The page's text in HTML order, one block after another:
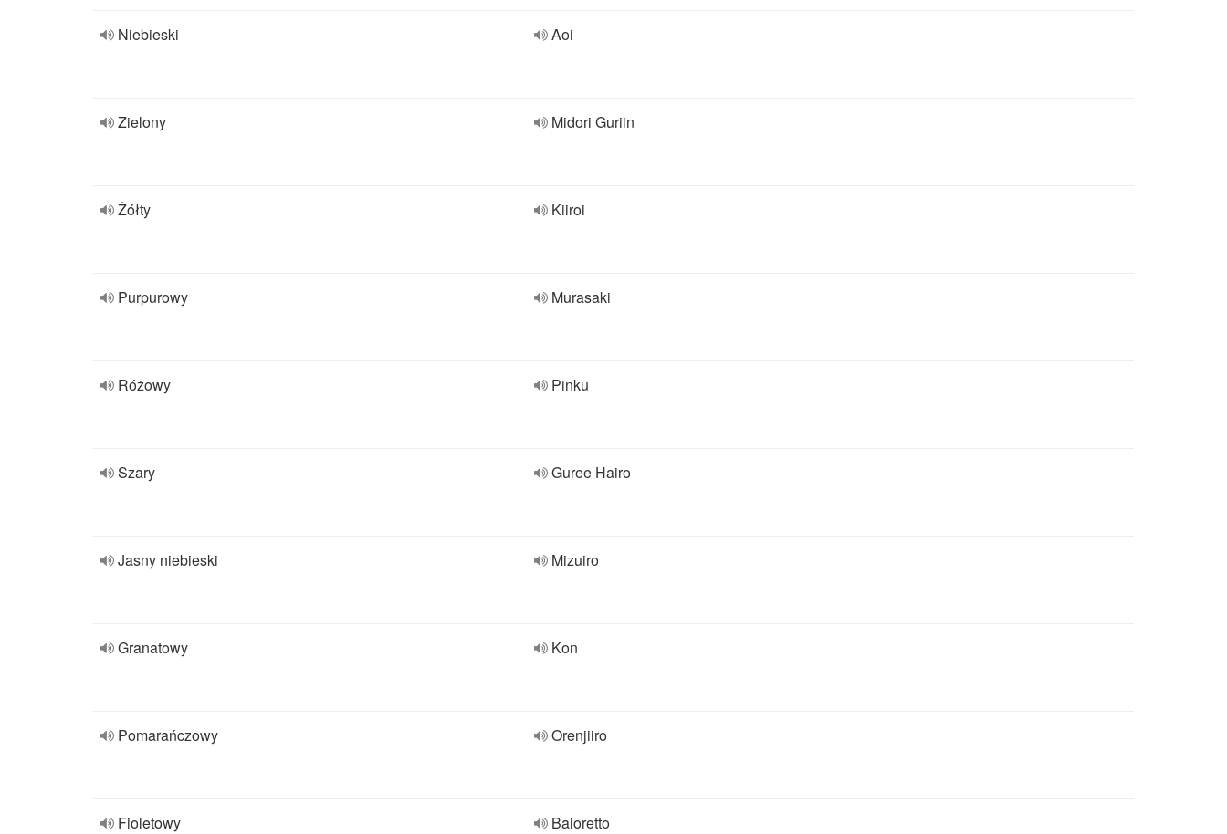
Niebieski Aoi
Zielony Midori Guriin
Żółty Kiiroi
Purpurowy Murasaki
Różowy Pinku
Szary Guree Hairo
Jasny niebieski Mizuiro
Granatowy Kon
Pomarańczowy Orenjiiro
Fioletowy Baioretto